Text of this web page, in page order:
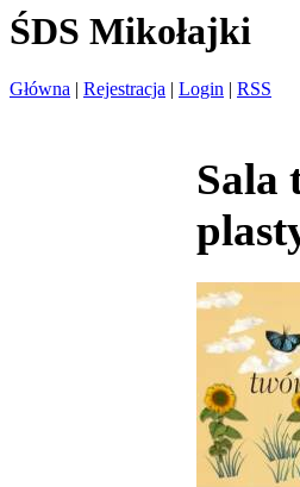
ŚDS Mikołajki
Główna | Rejestracja | Login | RSS
Sala